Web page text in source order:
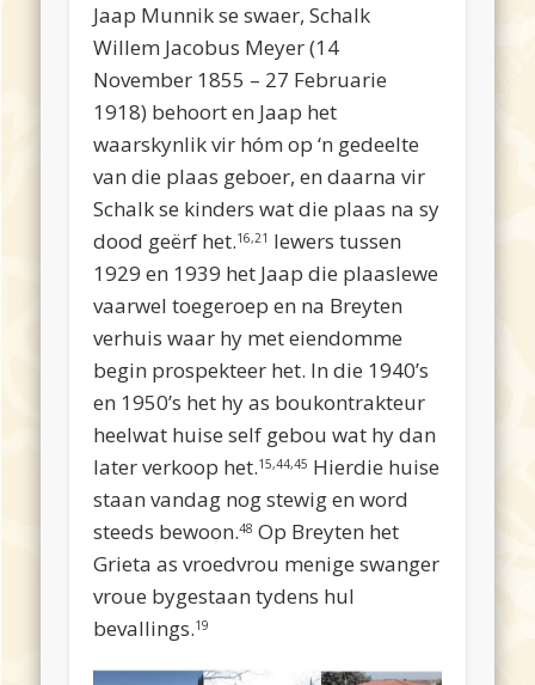
Jaap Munnik se swaer, Schalk
Willem Jacobus Meyer (14
November 1855 – 27 Februarie
1918) behoort en Jaap het
waarskynlik vir hóm op ‘n gedeelte
van die plaas geboer, en daarna vir
Schalk se kinders wat die plaas na sy
dood geërf het.16,21 Iewers tussen
1929 en 1939 het Jaap die plaaslewe
vaarwel toegeroep en na Breyten
verhuis waar hy met eiendomme
begin prospekteer het. In die 1940’s
en 1950’s het hy as boukontrakteur
heelwat huise self gebou wat hy dan
later verkoop het.15,44,45 Hierdie huise
staan vandag nog stewig en word
steeds bewoon.48 Op Breyten het
Grieta as vroedvrou menige swanger
vroue bygestaan tydens hul
bevallings.19